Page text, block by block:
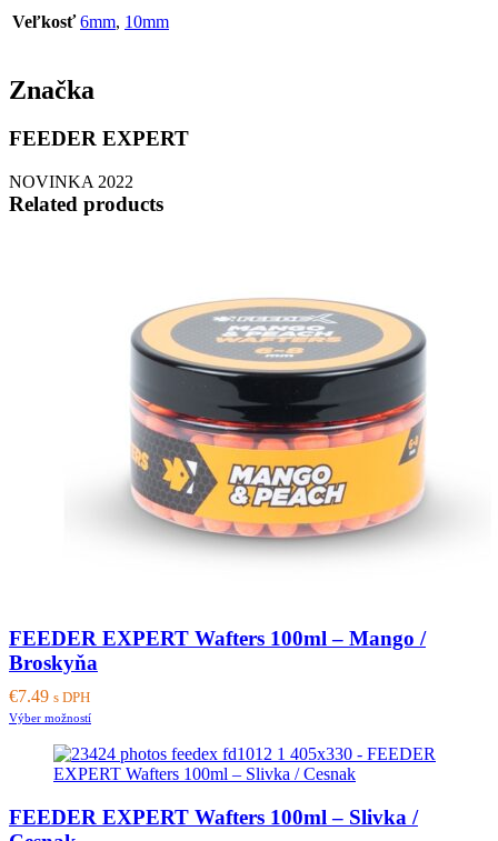
Veľkosť 6mm, 10mm
Značka
FEEDER EXPERT
NOVINKA 2022
Related products
FEEDER EXPERT Wafters 100ml – Mango /
Broskyňa
€7.49 s DPH
Výber možnostíThis
has
multiple
The
FEEDER EXPERT Wafters 100ml – Slivka /